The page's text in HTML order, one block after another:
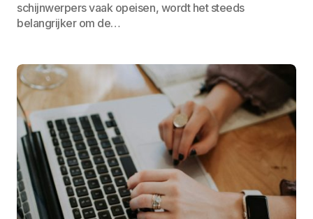
schijnwerpers vaak opeisen, wordt het steeds
belangrijker om de…